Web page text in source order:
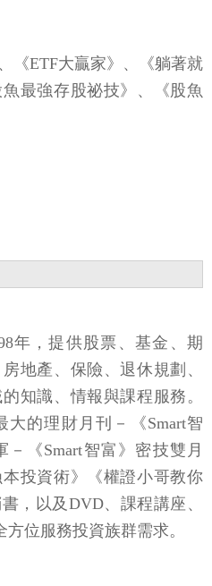
《ETF大贏家》、《躺著就
最強存股祕技》、《股魚
年，提供股票、基金、期
地產、保險、退休規劃、
知識、情報與課程服務。
的理財月刊－《Smart智
《Smart智富》密技雙月
投資術》《權證小哥教你
，以及DVD、課程講座、
位服務投資族群需求。